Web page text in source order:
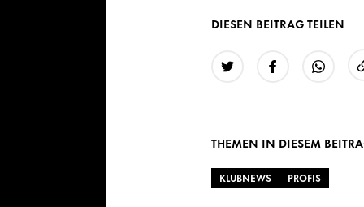
DIESEN BEITRAG TEILEN
THEMEN IN DIESEM
KLUBNEWS PROFIS